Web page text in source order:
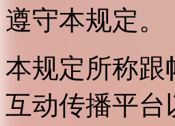
遵守本规定。
本规定所称跟
互动传播平